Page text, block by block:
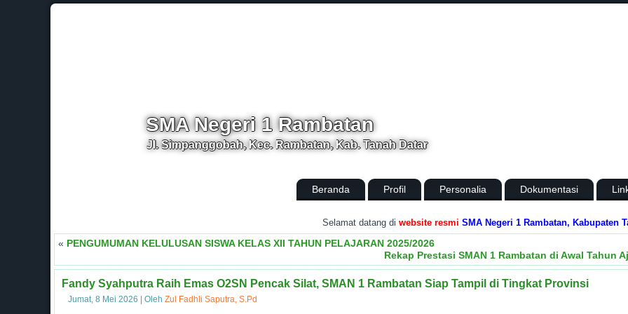
SMA Negeri 1 Rambatan
Jl. Simpanggobah, Kec. Rambatan, Kab. Tanah Datar
Beranda Profil Personalia Dokumentasi
Selamat datang diwebsite resmi SMA Negeri 1 Rambatan, Kabupaten Tanah
« PENGUMUMAN KELULUSAN SISWA KELAS XII TAHUN PELAJARAN 2025/2026
Rekap Prestasi SMAN 1 Rambatan di Awal Tahun
Fandy Syahputra Raih Emas O2SN Pencak Silat, SMAN 1 Rambatan Siap Tampil di Tingkat Provinsi
Jumat, 8 Mei 2026 Oleh Zul Fadhli Saputra, S.Pd